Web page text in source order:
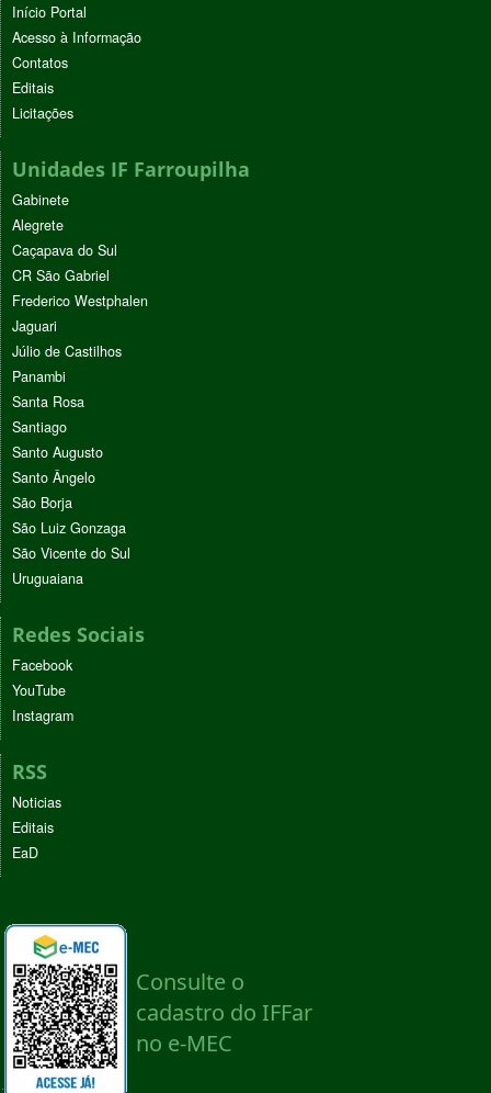
Início Portal
Acesso à Informação
Contatos
Editais
Licitações
Unidades IF Farroupilha
Gabinete
Alegrete
Caçapava do Sul
CR São Gabriel
Frederico Westphalen
Jaguari
Júlio de Castilhos
Panambi
Santa Rosa
Santiago
Santo Augusto
Santo Ângelo
São Borja
São Luiz Gonzaga
São Vicente do Sul
Uruguaiana
Redes Sociais
Facebook
YouTube
Instagram
RSS
Noticias
Editais
EaD